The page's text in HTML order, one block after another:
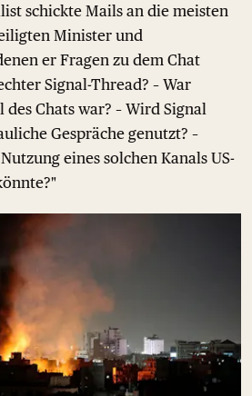
schickte Mails an die meisten
Minister und
er Fragen zu dem Chat
Signal-Thread? – War
des Chats war? – Wird Signal
Gespräche genutzt? –
eines solchen Kanals US-